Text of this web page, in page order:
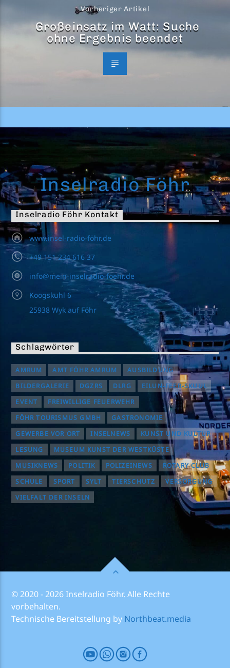
Vorheriger Artikel
Großeinsatz im Watt: Suche
ohne Ergebnis beendet
Inselradio Föhr
Inselradio Föhr Kontakt
www.insel-radio-föhr.de
+49 151 234 616 37
info@mein-inselradio-foehr.de
Koogskuhl 6
25938 Wyk auf Föhr
Schlagwörter
AMRUM AMT FÖHR AMRUM
AUSBILDUNG
BILDERGALERIE
DGZRS DLRG
EILUN-FEER-SKUUL
EVENT
FREIWILLIGE FEUERWEHR
FÖHR TOURISMUS GMBH
GASTRONOMIE
GEWERBE VOR ORT
INSELNEWS
KUNST UND KULTUR
LESUNG
MUSEUM KUNST DER WESTKÜSTE
MUSIKNEWS
POLITIK POLIZEINEWS
ROTARY CLUB
SCHULE
SPORT SYLT TIERSCHUTZ
VERSORGUNG
VIELFALT DER INSELN
© 2020 - 2026 Inselradio Föhr. Alle Rechte
vorbehalten.
Technische Bereitstellung by Northbeat.media